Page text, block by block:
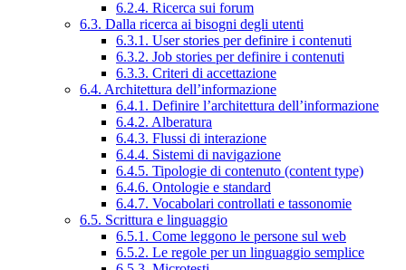
6.2.4. Ricerca sui forum
6.3. Dalla ricerca ai bisogni degli utenti
6.3.1. User stories per definire i contenuti
6.3.2. Job stories per definire i contenuti
6.3.3. Criteri di accettazione
6.4. Architettura dell’informazione
6.4.1. Definire l’architettura dell’informazione
6.4.2. Alberatura
6.4.3. Flussi di interazione
6.4.4. Sistemi di navigazione
6.4.5. Tipologie di contenuto (content type)
6.4.6. Ontologie e standard
6.4.7. Vocabolari controllati e tassonomie
6.5. Scrittura e linguaggio
6.5.1. Come leggono le persone sul web
6.5.2. Le regole per un linguaggio semplice